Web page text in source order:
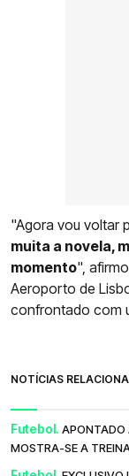
"Agora vou voltar
muita a novela,
momento",
Aeroporto de
confrontado com
NOTÍCIAS
Futebol. APONTADO
MOSTRA-SE A